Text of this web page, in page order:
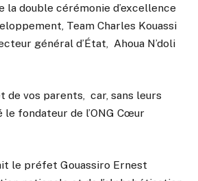
double cérémonie d’excellence
Team Charles Kouassi
général d’État, Ahoua N’doli
de vos parents, car, sans leurs
fondateur de l’ONG Cœur
le préfet Gouassiro Ernest